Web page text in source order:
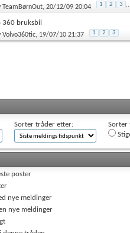
TeamBørnOut, 20/12/09 20:04 1 2 3
360 bruksbil
Volvo360tic, 19/07/10 21:37 1 2 3
Sorter tråder etter:
Sorter
poster
nye meldinger
nye meldinger